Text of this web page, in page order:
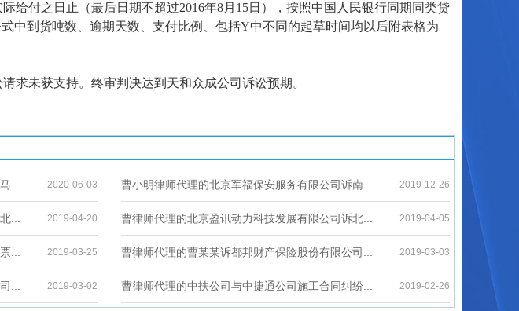
给付之日止（最后日期不超过2016年8月15日），按照中国人民银行同期同类贷
中到货吨数、逾期天数、支付比例、包括Y中不同的起草时间均以后附表格为
未获支持。终审判决达到天和众成公司诉讼预期。
... 2020-06-03 曹小明律师代理的北京军福保安服务有限公司诉南... 2019-12-26
... 2019-04-20 曹律师代理的北京盈讯动力科技发展有限公司诉北... 2019-04-05
... 2019-03-25 曹律师代理的曹某某诉都邦财产保险股份有限公司... 2019-03-03
... 2019-03-02 曹律师代理的中扶公司与中捷通公司施工合同纠纷... 2019-02-26